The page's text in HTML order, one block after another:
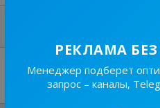
РЕКЛАМА
Менеджер подберет
запрос – каналы,